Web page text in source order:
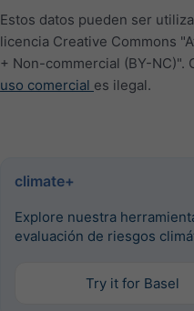
Estos datos pueden ser
licencia Creative Commons
+ Non-commercial (BY-NC)".
uso comercial es ilegal.
climate+
Explore nuestra
evaluación de riesgos
Try it for Basel